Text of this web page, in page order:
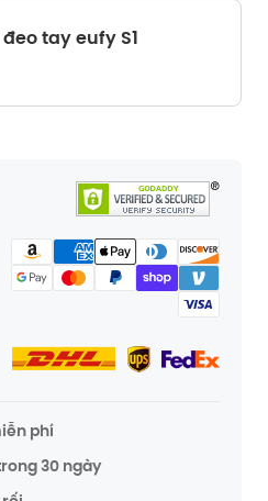
tay eufy S1
phí
30 ngày